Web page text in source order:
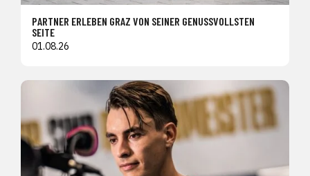
PARTNER ERLEBEN GRAZ VON SEINER GENUSSVOLLSTEN
SEITE
01.08.26